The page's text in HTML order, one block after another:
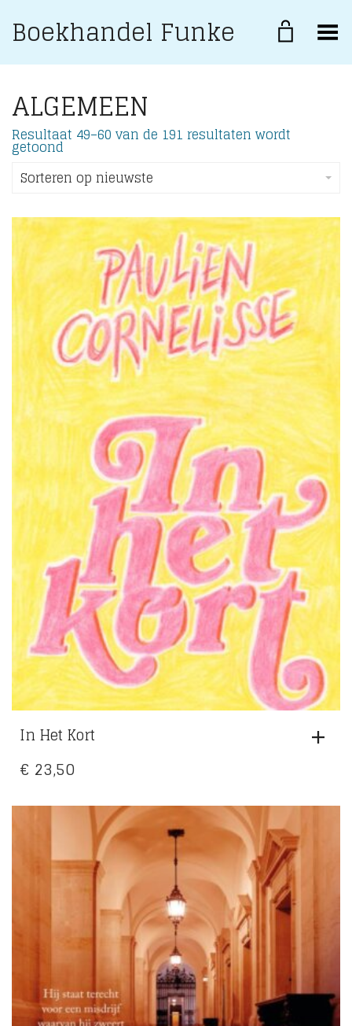
Boekhandel Funke Toggle Menu
ALGEMEEN
Resultaat 49–60 van de 191 resultaten wordt
getoondGesorteerd
nieuwste
Sorteren op nieuwste
In Het Kort
€ 23,50